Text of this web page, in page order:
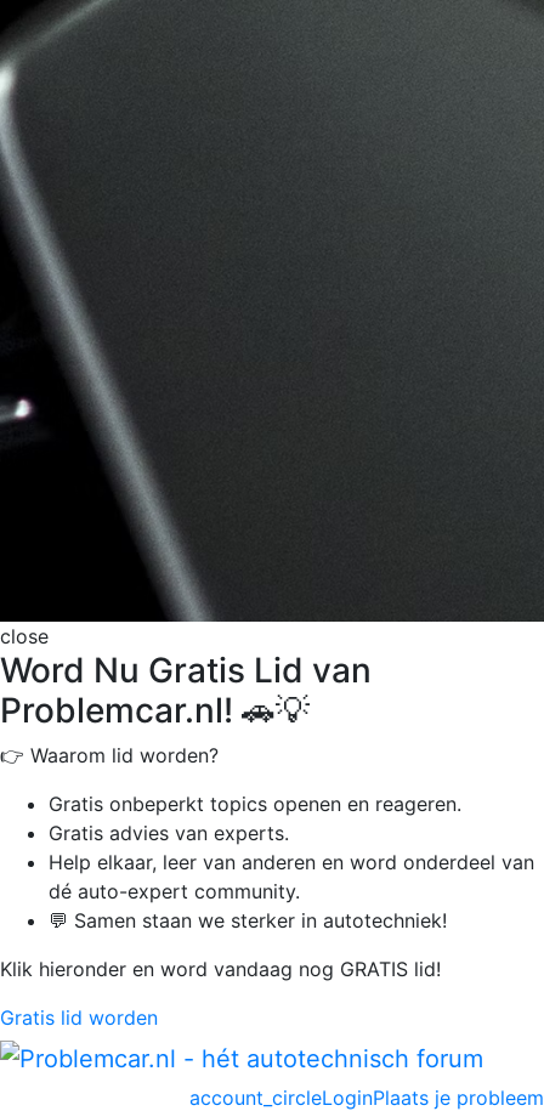
close
Word Nu Gratis Lid van
Problemcar.nl! 🚗💡
👉 Waarom lid worden?
Gratis onbeperkt topics openen en reageren.
Gratis advies van experts.
Help elkaar, leer van anderen en word onderdeel van
dé auto-expert community.
💬 Samen staan we sterker in autotechniek!
Klik hieronder en word vandaag nog GRATIS lid!
Gratis lid worden
Plaats je probleem
account_circleLogin